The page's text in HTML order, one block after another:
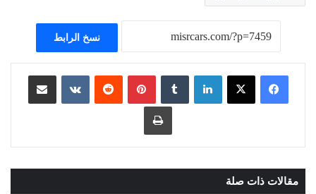
نسخ الرابط
لينكدإن ‏Tumblr بينتيريست
‏Reddit
‏VKontakte مشاركة عبر البريد
طباعة
مقالات ذات صلة